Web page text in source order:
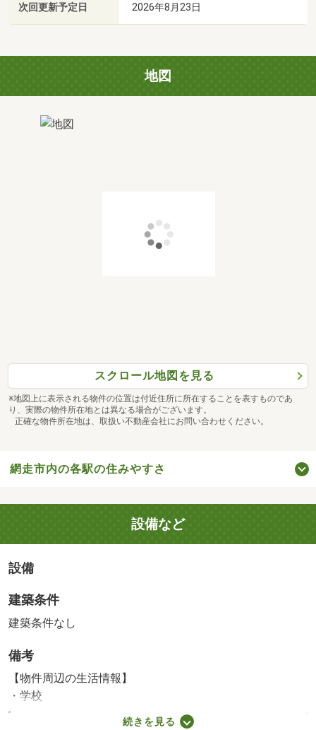
次回更新予定日 2026年8月23日
地図
スクロール地図を見る
※地図上に表示される物件の位置は付近住所に所在することを表すものであ
り、実際の物件所在地とは異なる場合がございます。
正確な物件所在地は、取扱い不動産会社にお問い合わせください。
網走市内の各駅の住みやすさ
設備など
設備
建築条件
建築条件なし
備考
【物件周辺の生活情報】
・学校
網走市立呼人小学校（1,607m）、網走市立呼人中学校
続きを見る